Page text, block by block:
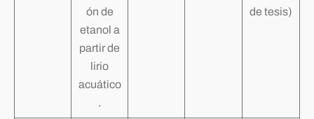
ón de
etanol a
partir de
lirio
acuático
.
de tesis)